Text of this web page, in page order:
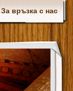
За връзка с нас